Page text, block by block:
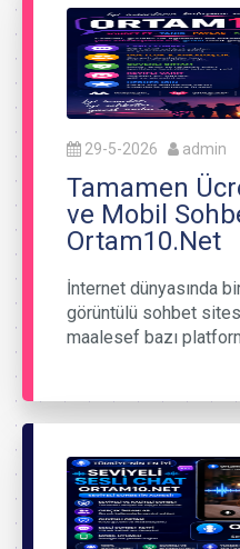
29-5-2026 admin
Tamamen
ve Mobil
Ortam10.Net
İnternet dünyasında
görüntülü sohbet
maalesef bazı